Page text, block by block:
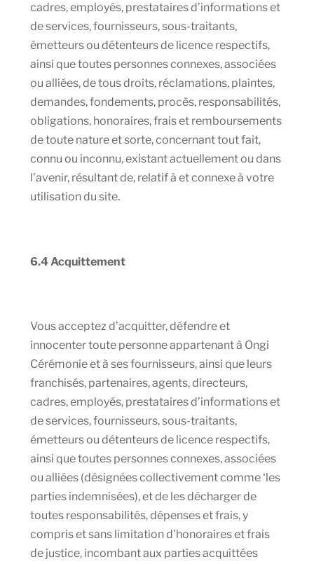
cadres, employés, prestataires d’informations et
de services, fournisseurs, sous-traitants,
émetteurs ou détenteurs de licence respectifs,
ainsi que toutes personnes connexes, associées
ou alliées, de tous droits, réclamations, plaintes,
demandes, fondements, procès, responsabilités,
obligations, honoraires, frais et remboursements
de toute nature et sorte, concernant tout fait,
connu ou inconnu, existant actuellement ou dans
l’avenir, résultant de, relatif à et connexe à votre
utilisation du site.
6.4 Acquittement
Vous acceptez d’acquitter, défendre et
innocenter toute personne appartenant à Ongi
Cérémonie et à ses fournisseurs, ainsi que leurs
franchisés, partenaires, agents, directeurs,
cadres, employés, prestataires d’informations et
de services, fournisseurs, sous-traitants,
émetteurs ou détenteurs de licence respectifs,
ainsi que toutes personnes connexes, associées
ou alliées (désignées collectivement comme ‘les
parties indemnisées), et de les décharger de
toutes responsabilités, dépenses et frais, y
compris et sans limitation d’honoraires et frais
de justice, incombant aux parties acquittées